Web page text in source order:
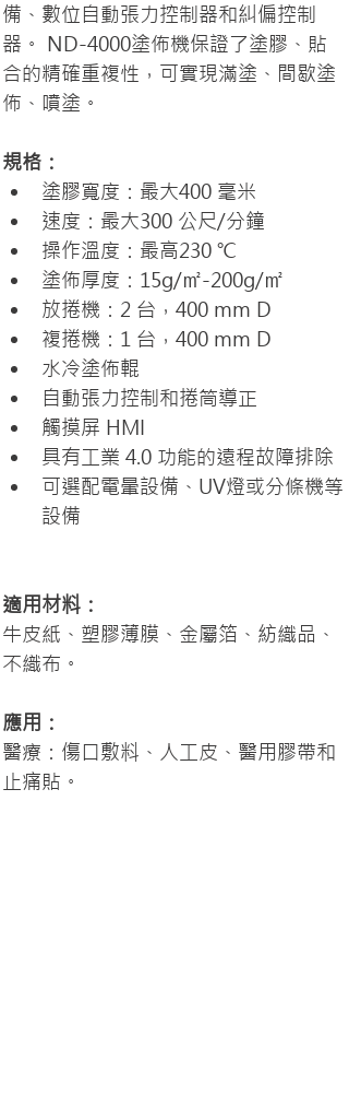
備、數位自動張力控制器和糾偏控制
器。 ND-4000塗佈機保證了塗膠、貼
合的精確重複性，可實現滿塗、間歇塗
佈、噴塗。
規格：
塗膠寬度：最大400 毫米
速度：最大300 公尺/分鐘
操作溫度：最高230 ℃
塗佈厚度：15g/㎡-200g/㎡
放捲機：2 台，400 mm D
複捲機：1 台，400 mm D
水冷塗佈輥
自動張力控制和捲筒導正
觸摸屏 HMI
具有工業 4.0 功能的遠程故障排除
可選配電暈設備、UV燈或分條機等
設備
適用材料：
牛皮紙、塑膠薄膜、金屬箔、紡織品、
不織布。
應用：
醫療：傷口敷料、人工皮、醫用膠帶和
止痛貼。